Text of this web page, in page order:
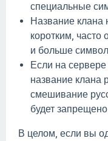
специальные
Название клана
коротким, часто
и больше
Если на сервере
название клана
смешивание
будет запрещено.
В целом, если вы